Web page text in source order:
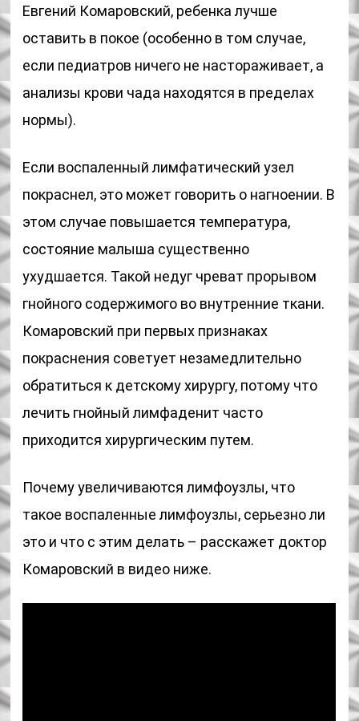
Евгений Комаровский, ребенка лучше
оставить в покое (особенно в том случае,
если педиатров ничего не настораживает, а
анализы крови чада находятся в пределах
нормы).
Если воспаленный лимфатический узел
покраснел, это может говорить о нагноении. В
этом случае повышается температура,
состояние малыша существенно
ухудшается. Такой недуг чреват прорывом
гнойного содержимого во внутренние ткани.
Комаровский при первых признаках
покраснения советует незамедлительно
обратиться к детскому хирургу, потому что
лечить гнойный лимфаденит часто
приходится хирургическим путем.
Почему увеличиваются лимфоузлы, что
такое воспаленные лимфоузлы, серьезно ли
это и что с этим делать – расскажет доктор
Комаровский в видео ниже.